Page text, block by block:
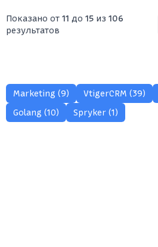
Показано от 11 до 15 из 106
результатов
Marketing (9) VtigerCRM (39)
Golang (10)
Spryker (1)